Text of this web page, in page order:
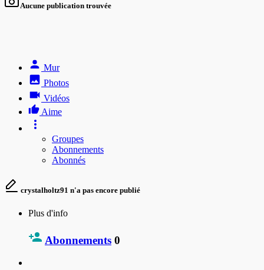
Aucune publication trouvée
Mur
Photos
Vidéos
Aime
Groupes
Abonnements
Abonnés
crystalholtz91 n'a pas encore publié
Plus d'info
Abonnements 0